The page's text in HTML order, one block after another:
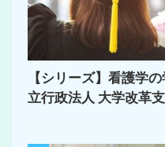
【シリーズ】看護学
立行政法人 大学改革